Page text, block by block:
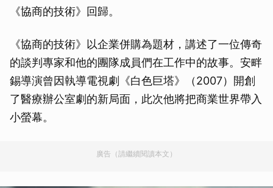
《協商的技術》回歸。
《協商的技術》以企業併購為題材，講述了一位傳奇
的談判專家和他的團隊成員們在工作中的故事。安畔
錫導演曾因執導電視劇《白色巨塔》（2007）開創
了醫療辦公室劇的新局面，此次他將把商業世界帶入
小螢幕。
廣告（請繼續閱讀本文）